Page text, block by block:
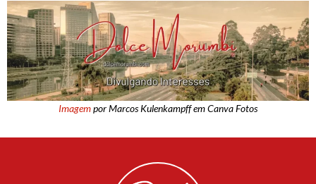
Imagempor Marcos Kulenkampff em Canva Fotos